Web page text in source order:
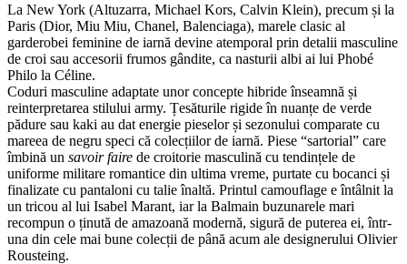
La New York (Altuzarra, Michael Kors, Calvin Klein), precum și la
Paris (Dior, Miu Miu, Chanel, Balenciaga), marele clasic al
garderobei feminine de iarnă devine atemporal prin detalii masculine
de croi sau accesorii frumos gândite, ca nasturii albi ai lui Phobé
Philo la Céline.
Coduri masculine adaptate unor concepte hibride înseamnă și
reinterpretarea stilului army. Țesăturile rigide în nuanțe de verde
pădure sau kaki au dat energie pieselor și sezonului comparate cu
mareea de negru speci că colecțiilor de iarnă. Piese “sartorial” care
îmbină un savoir faire de croitorie masculină cu tendințele de
uniforme militare romantice din ultima vreme, purtate cu bocanci și
finalizate cu pantaloni cu talie înaltă. Printul camouflage e întâlnit la
un tricou al lui Isabel Marant, iar la Balmain buzunarele mari
recompun o ținută de amazoană modernă, sigură de puterea ei, într-
una din cele mai bune colecții de până acum ale designerului Olivier
Rousteing.